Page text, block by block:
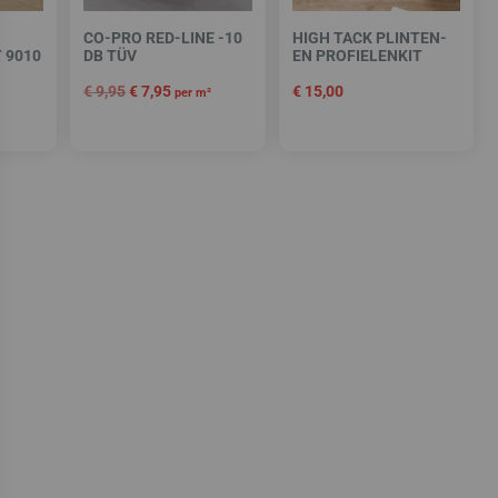
9010
CO-PRO RED-LINE -10
DB TÜV
€9,95€7,95 per m²
HIGH TACK PLINTEN-
EN PROFIELENKIT
€15,00